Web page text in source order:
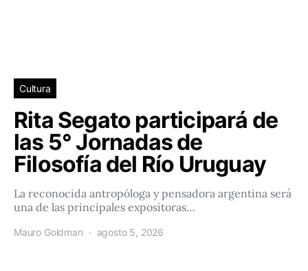
Cultura
Rita Segato participará de
las 5° Jornadas de
Filosofía del Río Uruguay
La reconocida antropóloga y pensadora argentina será
una de las principales expositoras…
Mauro Goldman agosto 5, 2026